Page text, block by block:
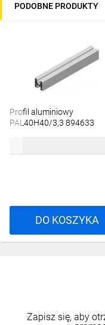
PODOBNE PRODUKTY
Profil aluminiowy
PAL40H40/3,3 894633
DO KOSZYKA
Zapisz się, aby